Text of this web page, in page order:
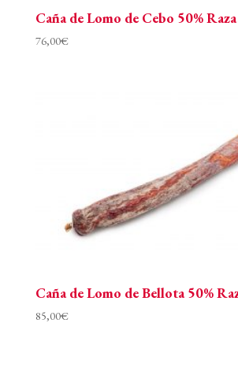
Caña de Lomo de Cebo 50%
76,00€
Caña de Lomo de Bellota 50%
85,00€